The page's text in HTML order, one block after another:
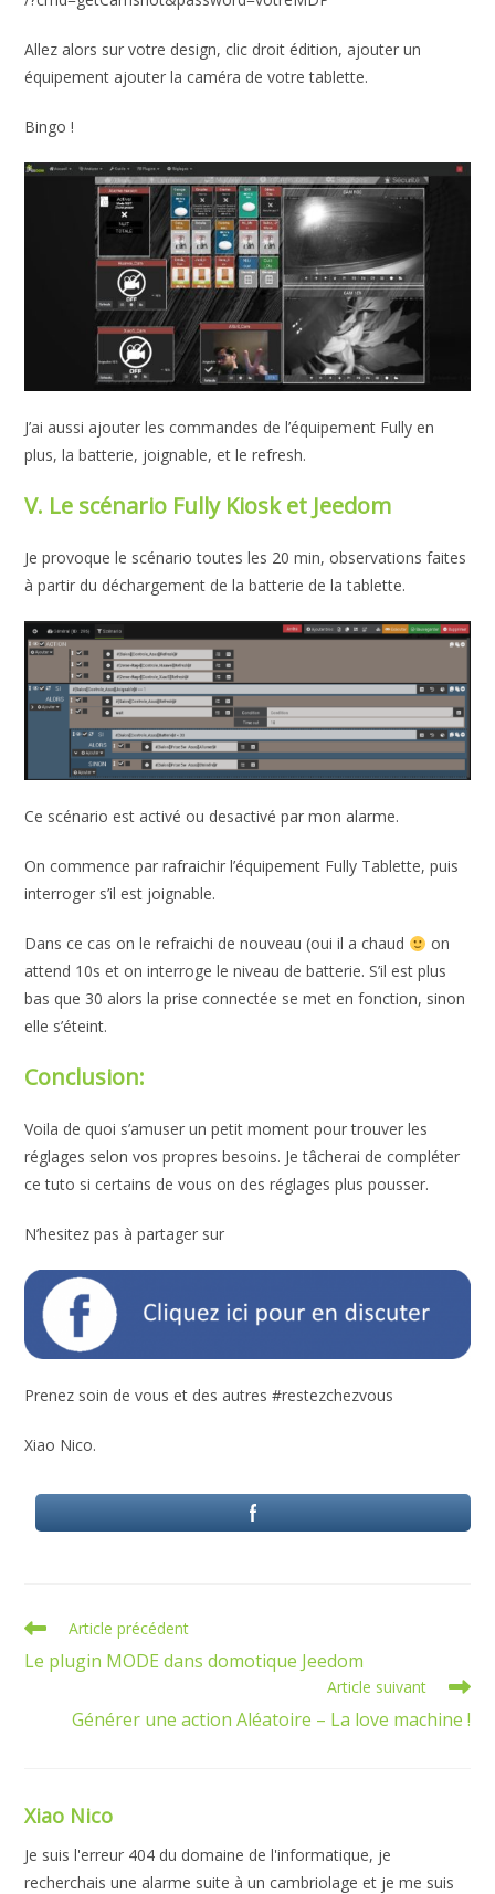
Allez alors sur votre design, clic droit édition, ajouter un
équipement ajouter la caméra de votre tablette.
Bingo !
J’ai aussi ajouter les commandes de l’équipement Fully en
plus, la batterie, joignable, et le refresh.
V. Le scénario Fully Kiosk et Jeedom
Je provoque le scénario toutes les 20 min, observations faites
à partir du déchargement de la batterie de la tablette.
Ce scénario est activé ou desactivé par mon alarme.
On commence par rafraichir l’équipement Fully Tablette, puis
interroger s’il est joignable.
Dans ce cas on le refraichi de nouveau (oui il a chaud
on
attend 10s et on interroge le niveau de batterie. S’il est plus
bas que 30 alors la prise connectée se met en fonction, sinon
elle s’éteint.
Conclusion:
Voila de quoi s’amuser un petit moment pour trouver les
réglages selon vos propres besoins. Je tâcherai de compléter
ce tuto si certains de vous on des réglages plus pousser.
N’hesitez pas à partager sur
Prenez soin de vous et des autres #restezchezvous
Xiao Nico.
Read
articles
Article précédent
Le plugin MODE dans domotique Jeedom
Article suivant
Générer une action Aléatoire – La love machine !
Xiao Nico
Je suis l'erreur 404 du domaine de l'informatique, je
recherchais une alarme suite à un cambriolage et je me suis